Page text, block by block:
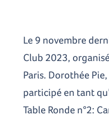
Le 9 novembre
Club 2023,
Paris. Dorothée
participé en tant
Table Ronde n°2: